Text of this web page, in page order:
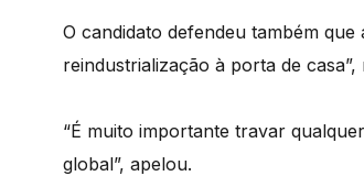
O candidato defendeu também
reindustrialização à porta de
“É muito importante travar
global”, apelou.